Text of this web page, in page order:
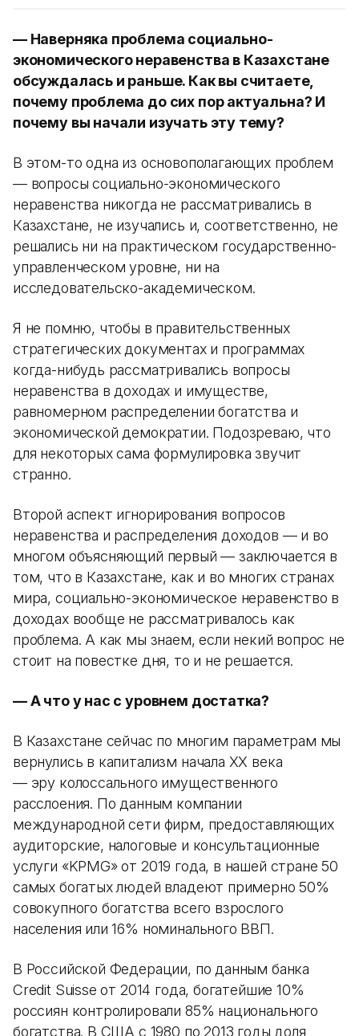
— Наверняка проблема социально-
экономического неравенства в Казахстане
обсуждалась и раньше. Как вы считаете,
почему проблема до сих пор актуальна? И
почему вы начали изучать эту тему?
В этом-то одна из основополагающих проблем
— вопросы социально-экономического
неравенства никогда не рассматривались в
Казахстане, не изучались и, соответственно, не
решались ни на практическом государственно-
управленческом уровне, ни на
исследовательско-академическом.
Я не помню, чтобы в правительственных
стратегических документах и программах
когда-нибудь рассматривались вопросы
неравенства в доходах и имуществе,
равномерном распределении богатства и
экономической демократии. Подозреваю, что
для некоторых сама формулировка звучит
странно.
Второй аспект игнорирования вопросов
неравенства и распределения доходов — и во
многом объясняющий первый — заключается в
том, что в Казахстане, как и во многих странах
мира, социально-экономическое неравенство в
доходах вообще не рассматривалось как
проблема. А как мы знаем, если некий вопрос не
стоит на повестке дня, то и не решается.
— А что у нас с уровнем достатка?
В Казахстане сейчас по многим параметрам мы
вернулись в капитализм начала XX века
— эру колоссального имущественного
расслоения. По данным компании
международной сети фирм, предоставляющих
аудиторские, налоговые и консультационные
услуги «KPMG» от 2019 года, в нашей стране 50
самых богатых людей владеют примерно 50%
совокупного богатства всего взрослого
населения или 16% номинального ВВП.
В Российской Федерации, по данным банка
Credit Suisse от 2014 года, богатейшие 10%
россиян контролировали 85% национального
богатства. В США с 1980 по 2013 годы доля